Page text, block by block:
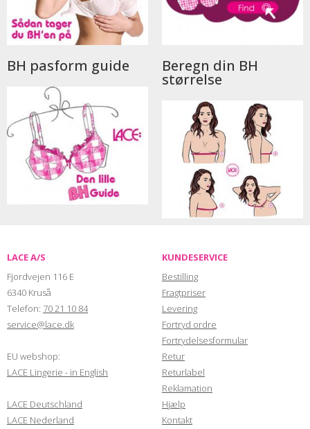
BH pasform guide Beregn din BH
størrelse
LACE A/S
Fjordvejen 116 E
6340 Kruså
Telefon: 70 21 10 84
service@lace.dk
EU webshop:
LACE Lingerie - in English
LACE Deutschland
LACE Nederland
KUNDESERVICE
Bestilling
Fragtpriser
Levering
Fortryd ordre
Fortrydelsesformular
Retur
Returlabel
Reklamation
Hjælp
Kontakt